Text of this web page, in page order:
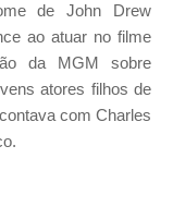
de John Drew
ao atuar no filme
da MGM sobre
atores filhos de
com Charles